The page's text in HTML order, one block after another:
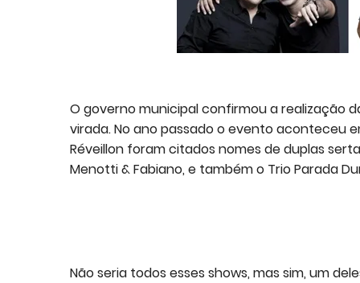
O governo municipal confirmou a realização
virada. No ano passado o evento aconteceu
Réveillon foram citados nomes de duplas
Menotti & Fabiano, e também o Trio Parada
Não seria todos esses shows, mas sim, um